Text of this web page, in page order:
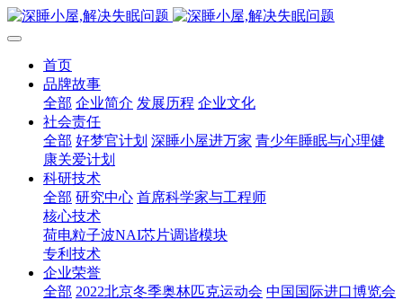
首页
品牌故事
全部 企业简介 发展历程 企业文化
社会责任
全部 好梦官计划 深睡小屋进万家 青少年睡眠与心理健
康关爱计划
科研技术
全部 研究中心 首席科学家与工程师
核心技术
荷电粒子波NAI芯片调谐模块
专利技术
企业荣誉
全部 2022北京冬季奥林匹克运动会 中国国际进口博览会